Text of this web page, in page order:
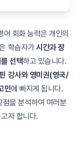
회화 능력은 개인의
학습자가시간과 장
선택하고 있습니다.
강사와 영미권(영국/
민에 빠지게 됩니다.
을 분석하여 여러분
자 합니다.